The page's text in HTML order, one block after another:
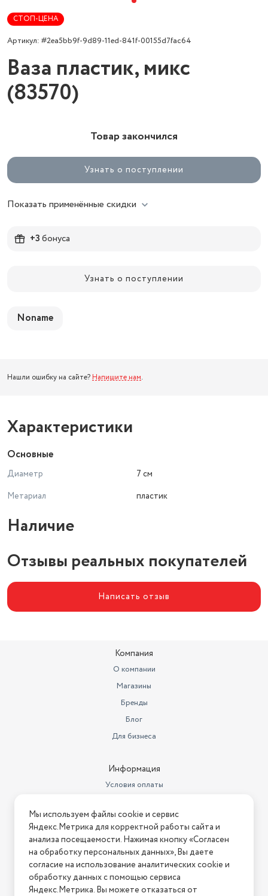
СТОП-ЦЕНА
Артикул: #2ea5bb9f-9d89-11ed-841f-00155d7fac64
Ваза пластик, микс
(83570)
Товар закончился
Узнать о поступлении
Показать применённые скидки
+3бонуса
Узнать о поступлении
Noname
Нашли ошибку на сайте? Напишите нам.
Характеристики
Основные
Диаметр
7 см
Метариал
пластик
Наличие
Отзывы реальных покупателей
Написать отзыв
Компания
О компании
Магазины
Бренды
Блог
Для бизнеса
Информация
Условия оплаты
Условия возврата
Нашли ошибку на сайте? Напишите нам
2026 © Интернет-магазин "АстМаркет". У нас есть всё!
Мы используем файлы cookie и сервис
Яндекс.Метрика для корректной работы сайта и
анализа посещаемости. Нажимая кнопку «Согласен
на обработку персональных данных», Вы даете
согласие на использование аналитических cookie и
обработку данных с помощью сервиса
Яндекс.Метрика. Вы можете отказаться от